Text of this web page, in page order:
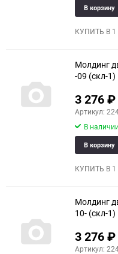
В корзину
КУПИТЬ В
Молдинг
-09 (скл-1)
3 276₽
Артикул:
В наличии
В корзину
КУПИТЬ В
Молдинг
10- (скл-1)
3 276₽
Артикул: